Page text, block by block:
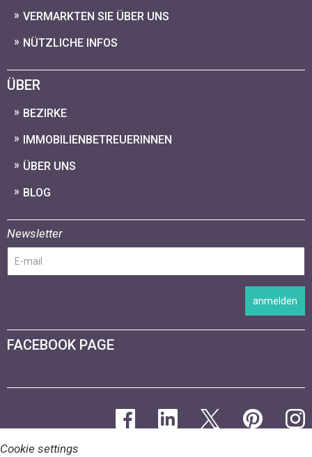
VERMARKTEN SIE ÜBER UNS
NÜTZLICHE INFOS
ÜBER
BEZIRKE
IMMOBILIENBETREUERINNEN
ÜBER UNS
BLOG
Newsletter
anmelden
FACEBOOK PAGE
Cookie settings